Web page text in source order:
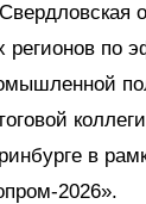
регионов по
в
2026».